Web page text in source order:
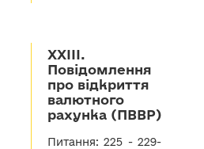
ХХІІІ.
Повідомлення
про відкриття
валютного
рахунка (ПВВР)
Питання: 225 - 229-